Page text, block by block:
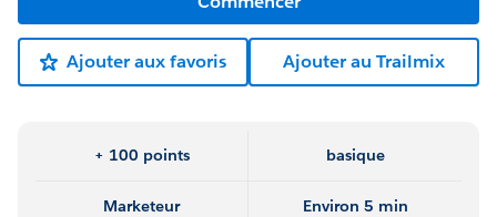
Ajouter aux favoris Ajouter au Trailmix
+ 100 points basique
Marketeur Environ 5 min